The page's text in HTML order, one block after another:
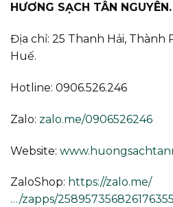
HƯƠNG SẠCH TÂN NGUYÊN.
Địa chỉ: 25 Thanh Hải, Thành
Huế.
Hotline: 0906.526.246
Zalo: zalo.me/0906526246
Website:
ZaloShop: https://zalo.me/
…/zapps/